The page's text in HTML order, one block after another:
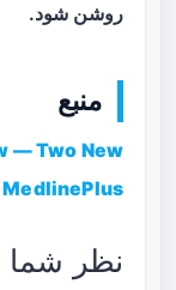
روشن شود.
منبع
— Two New
نظر شما